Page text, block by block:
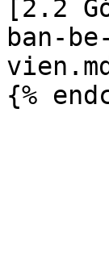
[2.2
ban-